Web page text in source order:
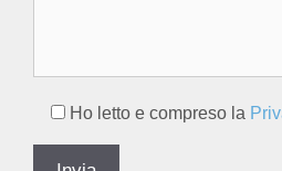
Ho letto e compreso la